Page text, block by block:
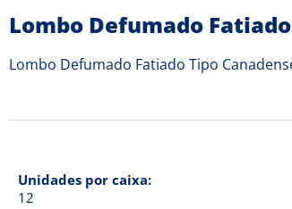
Lombo Defumado
Lombo Defumado Fatiado Tipo
Unidades por caixa:
12